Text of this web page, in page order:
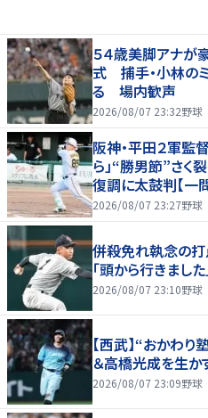
５４歳美脚アナ
式 捕手・小林のミ
る 場内歓声
2026/08/07 23:32野球
阪神・平田２軍監
ら」“勝男節”さく
復調に太鼓判【一
2026/08/07 23:27野球
併殺免れ執念の
「頭から行きました
2026/08/07 23:10野球
【西武】“おかわ
＆高橋光成を生か
2026/08/07 23:09野球